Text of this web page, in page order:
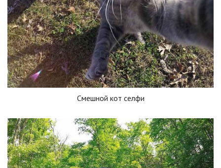
Смешной кот селфи